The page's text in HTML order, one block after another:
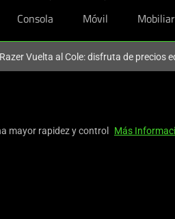
Consola Móvil
Vuelta al Cole: disfruta de precios
mayor rapidez y control Más